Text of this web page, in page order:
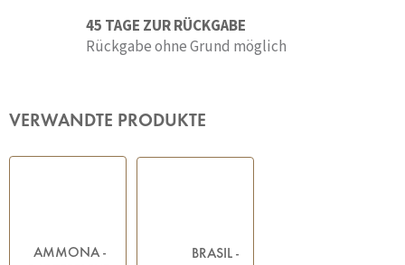
45 TAGE ZUR RÜCKGABE
Rückgabe ohne Grund möglich
VERWANDTE PRODUKTE
AMMONA -
BRASIL -